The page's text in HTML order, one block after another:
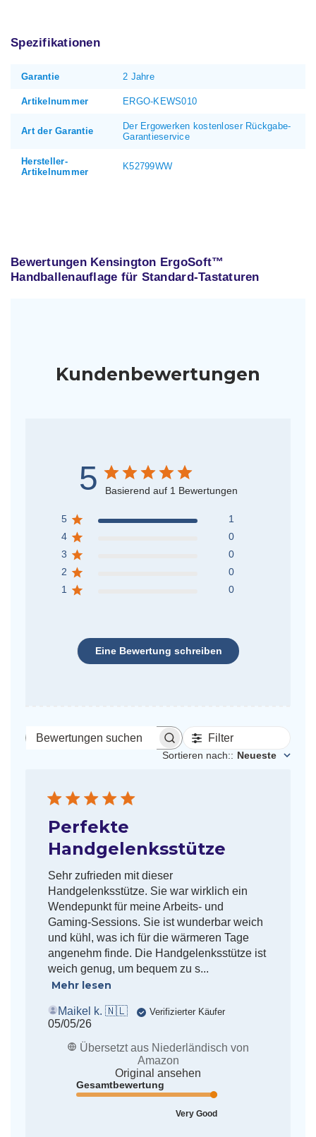
Spezifikationen
Garantie 2 Jahre
Artikelnummer ERGO-KEWS010
Art der Garantie
Der Ergowerken kostenloser Rückgabe-
Garantieservice
Hersteller-
Artikelnummer
K52799WW
Bewertungen Kensington ErgoSoft™
Handballenauflage für Standard-Tastaturen
Kundenbewertungen
5 Basierend auf 1 Bewertungen
5
1
4
0
3
0
2
0
1
0
Eine Bewertung schreiben
Bewertungen
Filter
Sortieren nach:: Neueste
Perfekte
Handgelenksstütze
Sehr zufrieden mit dieser
Handgelenksstütze. Sie war wirklich ein
Wendepunkt für meine Arbeits- und
Gaming-Sessions. Sie ist wunderbar weich
und kühl, was ich für die wärmeren Tage
angenehm finde. Die Handgelenksstütze ist
weich genug, um bequem zu s...
Mehr lesen
Maikel k. 🇳🇱 Verifizierter Käufer
Veröffentlichungsdatum
05/05/26
Übersetzt aus Niederländisch von
Amazon
Original ansehen
Gesamtbewertung
Very Good